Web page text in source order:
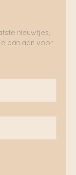
nieuwtjes,
dan aan voor